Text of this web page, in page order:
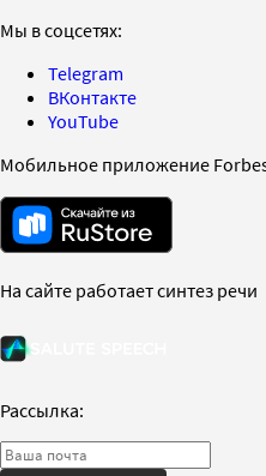
Мы в соцсетях:
Telegram
ВКонтакте
YouTube
Мобильное приложение
На сайте работает синтез речи
Рассылка: